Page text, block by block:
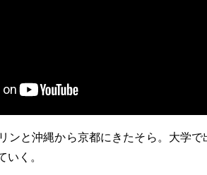
ンと沖縄から京都にきたそら。大学
く。